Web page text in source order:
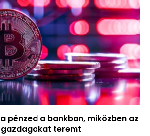
pénzed a bankban, miközben az
teremt